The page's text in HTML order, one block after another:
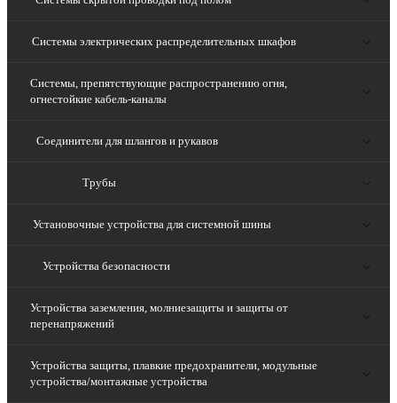
Системы электрических распределительных шкафов
Системы, препятствующие распространению огня,
огнестойкие кабель-каналы
Соединители для шлангов и рукавов
Трубы
Установочные устройства для системной шины
Устройства безопасности
Устройства заземления, молниезащиты и защиты от
перенапряжений
Устройства защиты, плавкие предохранители, модульные
устройства/монтажные устройства